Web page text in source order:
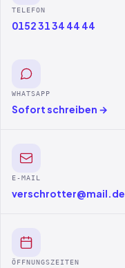
TELEFON
0152 31 34 44 44
WHATSAPP
Sofort schreiben →
E-MAIL
verschrotter@mail.de
ÖFFNUNGSZEITEN